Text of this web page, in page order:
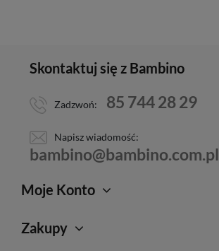
Skontaktuj się z Bambino
Zadzwoń: 85 744 28 29
Napisz wiadomość:
bambino@bambino.com.pl
Moje Konto
Zakupy